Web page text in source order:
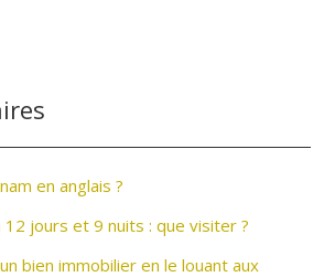
en anglais ?
12 jours et 9 nuits : que visiter ?
bien immobilier en le louant aux